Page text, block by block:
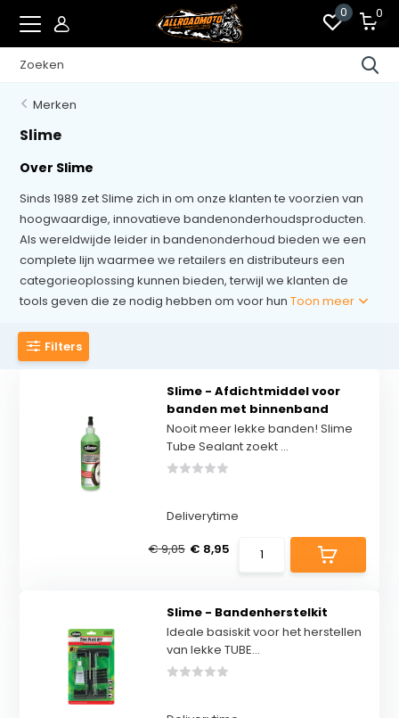
0 0
Merken
Slime
Over Slime
Sinds 1989 zet Slime zich in om onze klanten te voorzien van
hoogwaardige, innovatieve bandenonderhoudsproducten.
Als wereldwijde leider in bandenonderhoud bieden we een
complete lijn waarmee we retailers en distributeurs een
categorieoplossing kunnen bieden, terwijl we klanten de
tools geven die ze nodig hebben om voor hunToon meer
Filters
Slime - Afdichtmiddel voor
banden met binnenband
Nooit meer lekke banden! Slime
Tube Sealant zoekt ...
Deliverytime
€ 9,05 € 8,95
Slime - Bandenherstelkit
Ideale basiskit voor het herstellen
van lekke TUBE...